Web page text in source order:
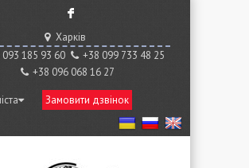
F
Харків
‎093 185 93 60
+38 ‎099 733 48 25
+38 096 068 16 27
Замовити дзвінок